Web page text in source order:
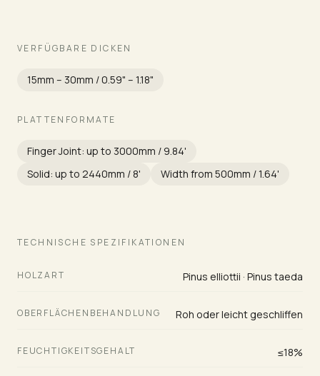
VERFÜGBARE DICKEN
15mm – 30mm / 0.59" – 1.18"
PLATTENFORMATE
Finger Joint: up to 3000mm / 9.84'
Solid: up to 2440mm / 8'
Width from 500mm / 1.64'
TECHNISCHE SPEZIFIKATIONEN
HOLZART Pinus elliottii · Pinus taeda
OBERFLÄCHENBEHANDLUNG Roh oder leicht geschliffen
FEUCHTIGKEITSGEHALT ≤18%